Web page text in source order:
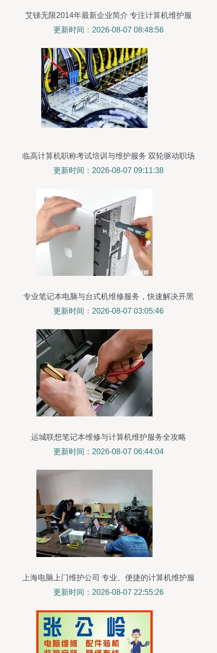
艾锑无限2014年最新企业简介 专注计算机维护服
务，助力企业数字化转型
更新时间：2026-08-07 08:48:56
临高计算机职称考试培训与维护服务 双轮驱动职场
发展
更新时间：2026-08-07 09:11:38
专业笔记本电脑与台式机维修服务，快速解决开黑
屏等计算机维护难题
更新时间：2026-08-07 03:05:46
运城联想笔记本维修与计算机维护服务全攻略
更新时间：2026-08-07 06:44:04
上海电脑上门维护公司 专业、便捷的计算机维护服
务解决方案
更新时间：2026-08-07 22:55:26